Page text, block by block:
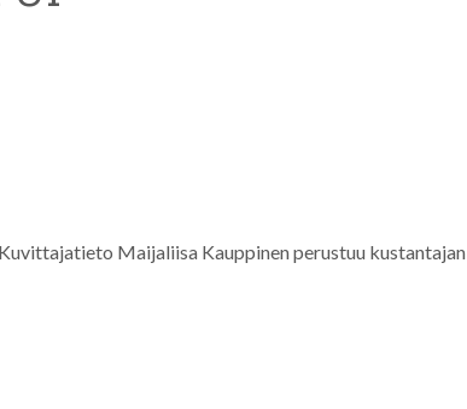
Maijaliisa Kauppinen perustuu kustantajan